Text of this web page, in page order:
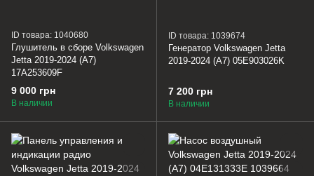
ID товара: 1040680
Глушитель в сборе Volkswagen
Jetta 2019-2024 (A7)
17A253609F
9 000 грн
В наличии
ID товара: 1039674
Генератор Volkswagen Jetta
2019-2024 (A7) 05E903026K
7 200 грн
В наличии